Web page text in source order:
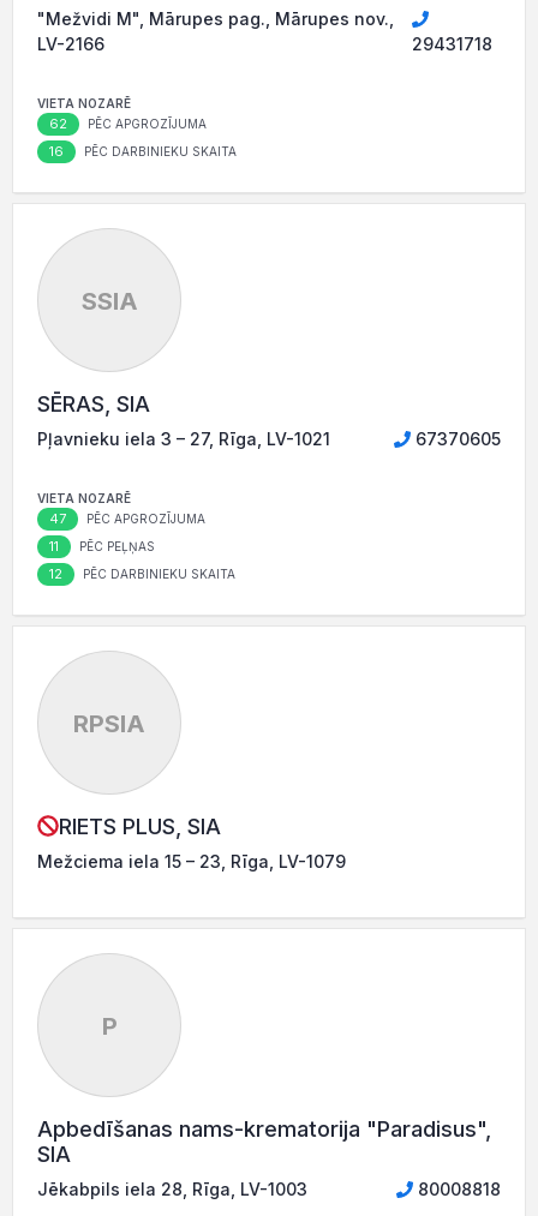
"Mežvidi M", Mārupes pag., Mārupes nov.,
LV-2166
29431718
VIETA NOZARĒ
62 PĒC APGROZĪJUMA
16 PĒC DARBINIEKU SKAITA
SSIA
SĒRAS, SIA
Pļavnieku iela 3 – 27, Rīga, LV-1021 67370605
VIETA NOZARĒ
47 PĒC APGROZĪJUMA
11 PĒC PEĻŅAS
12 PĒC DARBINIEKU SKAITA
RPSIA
RIETS PLUS, SIA
Mežciema iela 15 – 23, Rīga, LV-1079
P
Apbedīšanas nams-krematorija "Paradisus",
SIA
Jēkabpils iela 28, Rīga, LV-1003 80008818